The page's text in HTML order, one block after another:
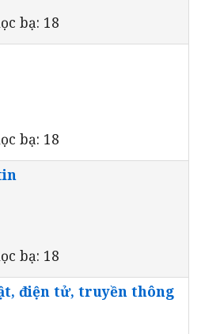
bạ: 18
bạ: 18
bạ: 18
điện tử, truyền thông